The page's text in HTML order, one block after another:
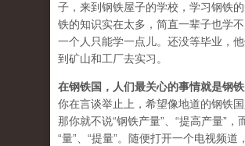
子，来到钢铁屋子的学校，学习钢铁
铁的知识实在太多，简直一辈子也学
一个人只能学一点儿。还没等毕业，
到矿山和工厂去实习。
在钢铁国，人们最关心的事情就是钢铁
你在言谈举止上，希望像地道的钢铁国
那你就不说“钢铁产量”、“提高产量”，
“量”、“提量”。随便打开一个电视频道